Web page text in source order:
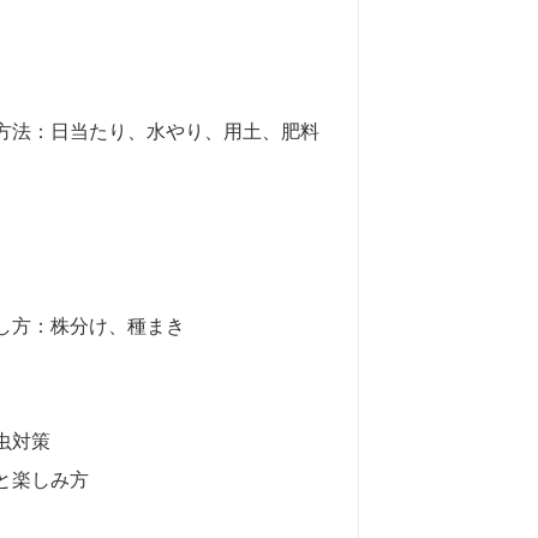
法：日当たり、水やり、用土、肥料
方：株分け、種まき
対策
楽しみ方